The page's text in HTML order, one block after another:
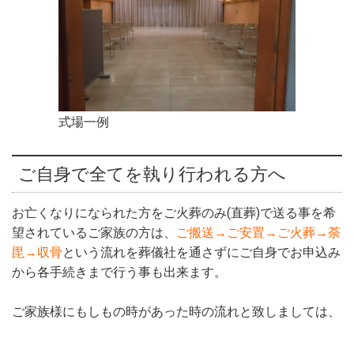
式場一例
ご自身で全てを執り行われる方へ
お亡くなりになられた方をご火葬のみ(直葬)で送る事を希
望されているご家族の方は、
ご搬送→ご安置→ご火葬→荼
毘→収骨という流れを葬儀社を通さずにご自身でお申込み
から各手続きまで行う事も出来ます。
ご家族様にもしもの時があった時の流れと致しましては、